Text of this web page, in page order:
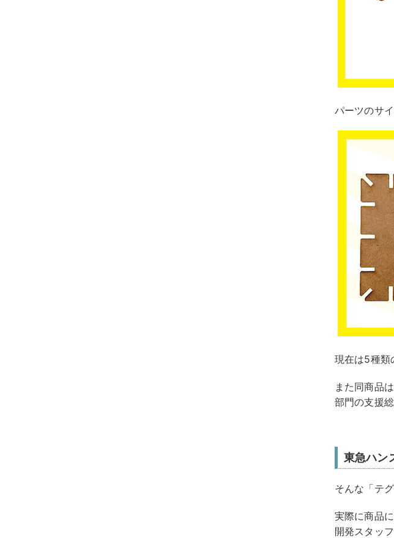
パーツのサ
現在は5種類
また同商品
部門の支援
東急ハン
そんな「テ
実際に商品
開発スタッ